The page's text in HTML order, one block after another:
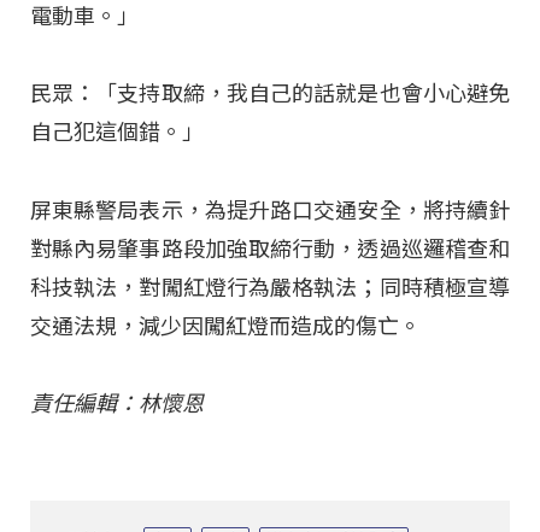
電動車。」
民眾：「支持取締，我自己的話就是也會小心避免
自己犯這個錯。」
屏東縣警局表示，為提升路口交通安全，將持續針
對縣內易肇事路段加強取締行動，透過巡邏稽查和
科技執法，對闖紅燈行為嚴格執法；同時積極宣導
交通法規，減少因闖紅燈而造成的傷亡。
責任編輯：林懷恩